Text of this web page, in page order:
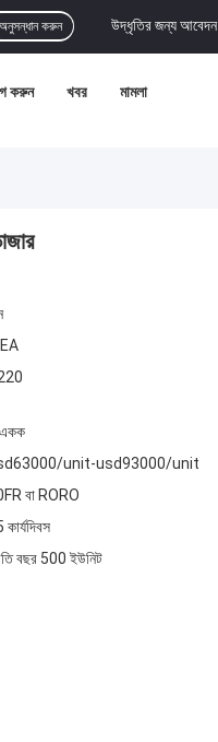
উদ্ধৃতির জন্য আবেদন
অনুসন্ধান করুন
করুন খবর মামলা
unit-usd93000/unit
বা RORO
বছর 500 ইউনিট